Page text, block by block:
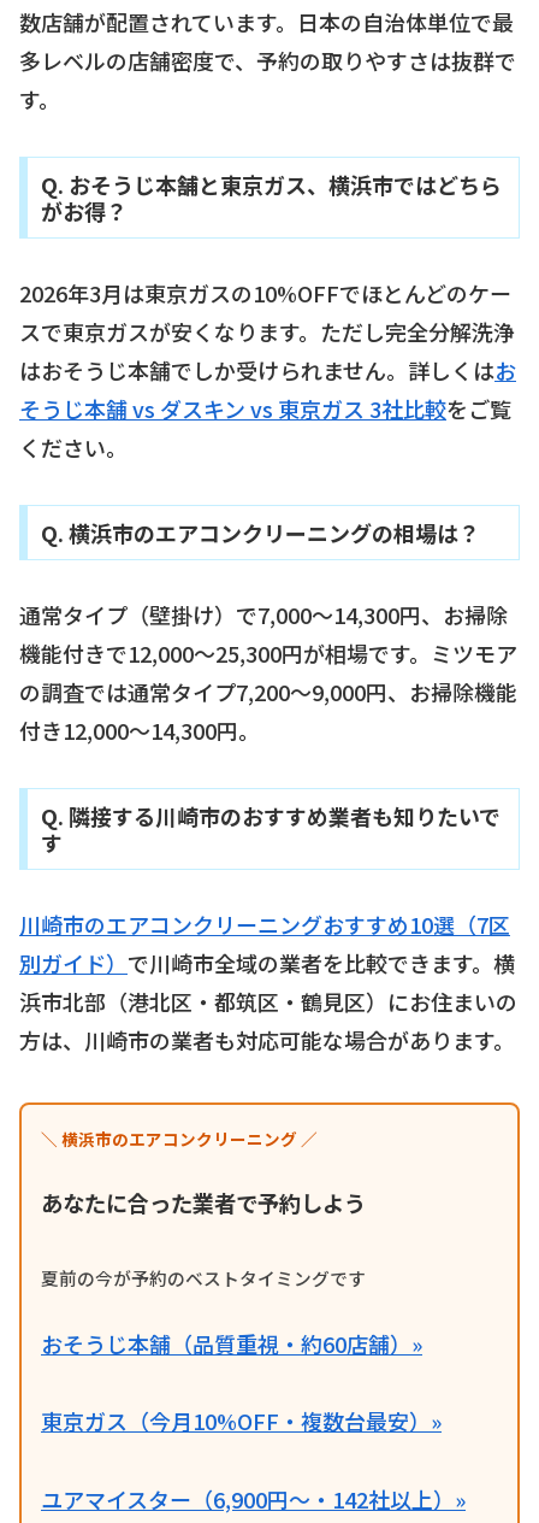
数店舗が配置されています。日本の自治体単位で最
多レベルの店舗密度で、予約の取りやすさは抜群で
す。
Q. おそうじ本舗と東京ガス、横浜市ではどちら
がお得？
2026年3月は東京ガスの10%OFFでほとんどのケー
スで東京ガスが安くなります。ただし完全分解洗浄
はおそうじ本舗でしか受けられません。詳しくはお
そうじ本舗 vs ダスキン vs 東京ガス 3社比較をご覧
ください。
Q. 横浜市のエアコンクリーニングの相場は？
通常タイプ（壁掛け）で7,000〜14,300円、お掃除
機能付きで12,000〜25,300円が相場です。ミツモア
の調査では通常タイプ7,200〜9,000円、お掃除機能
付き12,000〜14,300円。
Q. 隣接する川崎市のおすすめ業者も知りたいで
す
川崎市のエアコンクリーニングおすすめ10選（7区
別ガイド） で川崎市全域の業者を比較できます。横
浜市北部（港北区・都筑区・鶴見区）にお住まいの
方は、川崎市の業者も対応可能な場合があります。
＼ 横浜市のエアコンクリーニング ／
あなたに合った業者で予約しよう
夏前の今が予約のベストタイミングです
おそうじ本舗（品質重視・約60店舗）»
東京ガス（今月10%OFF・複数台最安）»
ユアマイスター（6,900円〜・142社以上）»